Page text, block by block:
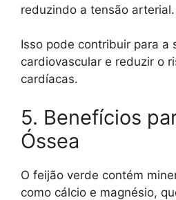
reduzindo a tensão arterial.
Isso pode contribuir para a
cardiovascular e reduzir o
cardíacas.
5. Benefícios
Óssea
O feijão verde contém
como cálcio e magnésio,